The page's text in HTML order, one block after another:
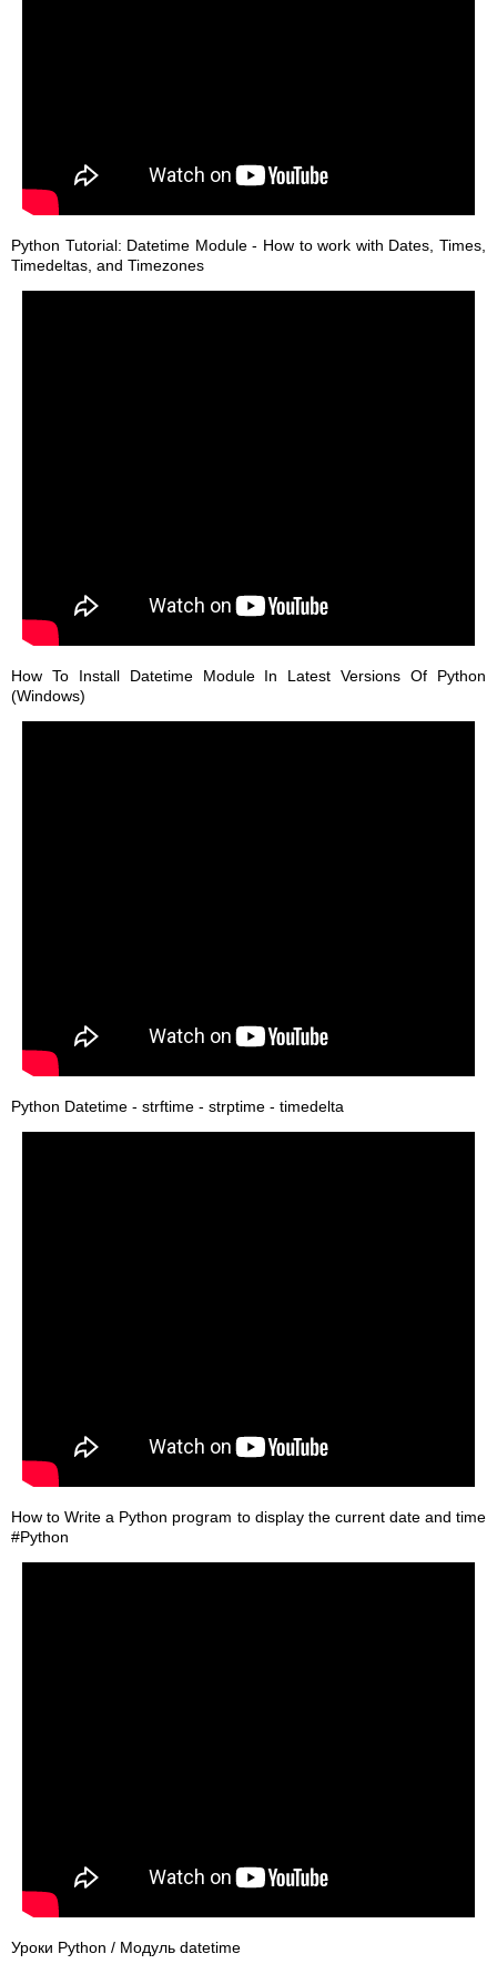
Python Tutorial: Datetime Module - How to work with Dates, Times,
Timedeltas, and Timezones
How To Install Datetime Module In Latest Versions Of Python
(Windows)
Python Datetime - strftime - strptime - timedelta
How to Write a Python program to display the current date and time
#Python
Уроки Python / Модуль datetime